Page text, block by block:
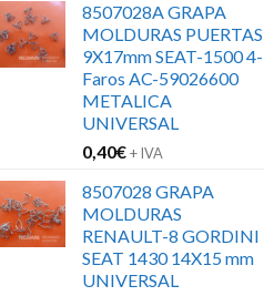
8507028A GRAPA
MOLDURAS PUERTAS
9X17mm SEAT-1500 4-
Faros AC-59026600
METALICA
UNIVERSAL
0,40€+ IVA
8507028 GRAPA
MOLDURAS
RENAULT-8 GORDINI
SEAT 1430 14X15 mm
UNIVERSAL